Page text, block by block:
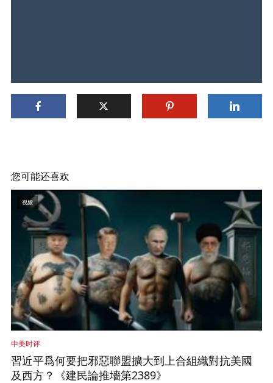
您可能还喜欢
视频
中美时评
習近平爲何要把邪惡聯盟擴大到上合組織對抗美國
及西方？《建民論推墻第2389》